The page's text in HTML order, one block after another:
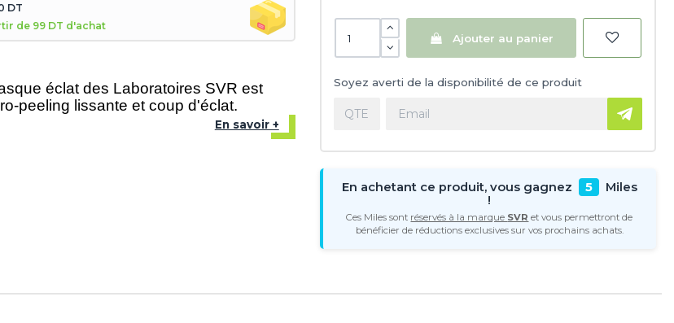
DT
de 99 DT d'achat
éclat des Laboratoires SVR est
peeling lissante et coup d'éclat.
En savoir +
Ajouter au panier
Soyez averti de la disponibilité de ce produit
En achetant ce produit, vous gagnez 5
Miles
!
Ces Miles sont réservés à la marque SVR et vous permettront de
bénéficier de réductions exclusives sur vos prochains achats.